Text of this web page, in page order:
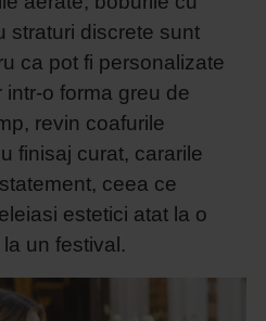
straturi discrete sunt
ca pot fi personalizate
o forma greu de
revin coafurile
finisaj curat, cararile
ceea ce
estetici atat la o
un festival.